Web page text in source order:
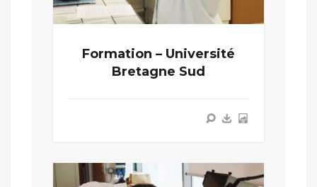
Formation – Université
Bretagne Sud